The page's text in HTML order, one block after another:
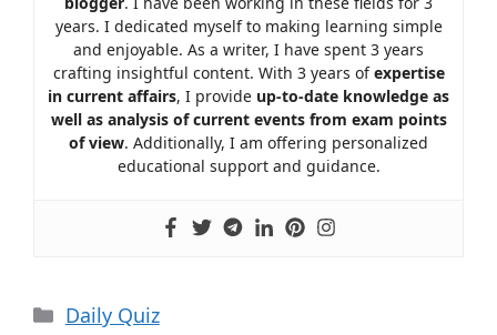
years. I dedicated myself to making learning simple
and enjoyable. As a writer, I have spent 3 years
crafting insightful content. With 3 years ofexpertise
in current affairs, I provide up-to-date knowledge as
well as analysis of current events from exam points
of view. Additionally, I am offering personalized
educational support and guidance.
Daily Quiz